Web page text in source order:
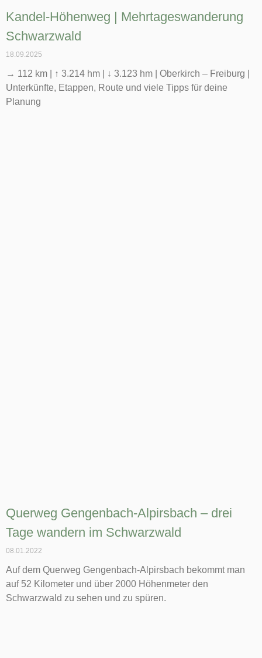
Kandel-Höhenweg | Mehrtageswanderung
Schwarzwald
18.09.2025
→ 112 km | ↑ 3.214 hm | ↓ 3.123 hm | Oberkirch – Freiburg |
Unterkünfte, Etappen, Route und viele Tipps für deine
Planung
Querweg Gengenbach-Alpirsbach – drei
Tage wandern im Schwarzwald
08.01.2022
Auf dem Querweg Gengenbach-Alpirsbach bekommt man
auf 52 Kilometer und über 2000 Höhenmeter den
Schwarzwald zu sehen und zu spüren.